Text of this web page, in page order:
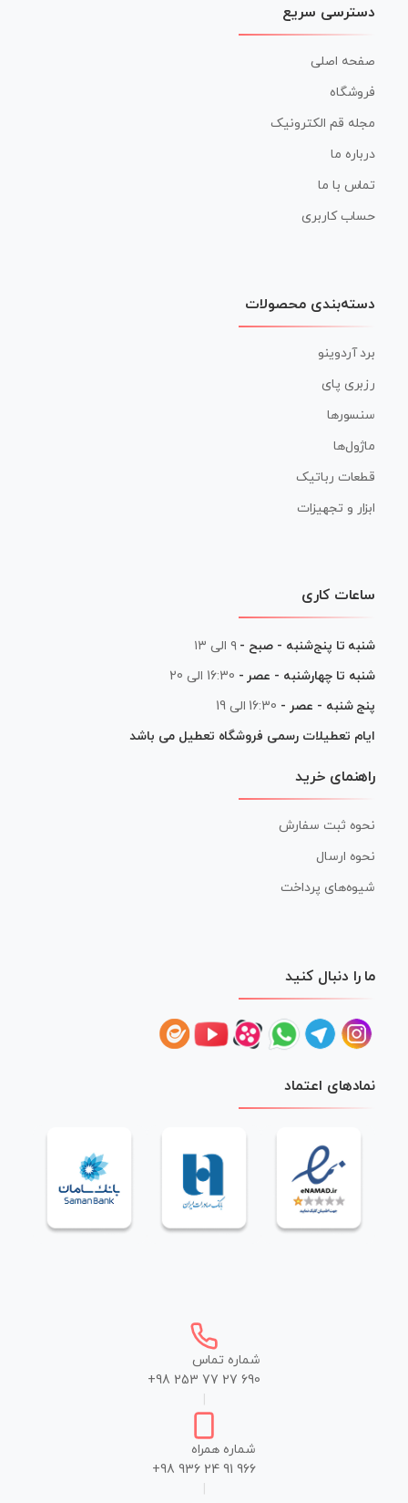
دسترسی سریع
صفحه اصلی
فروشگاه
مجله قم الکترونیک
درباره ما
تماس با ما
حساب کاربری
دسته‌بندی محصولات
برد آردوینو
رزبری پای
سنسورها
ماژول‌ها
قطعات رباتیک
ابزار و تجهیزات
ساعات کاری
شنبه تا پنج‌شنبه - صبح - ۹ الی ۱۳
شنبه تا چهارشنبه - عصر - 16:30 الی 20
پنج شنبه - عصر - 16:30 الی 19
ایام تعطیلات رسمی فروشگاه تعطیل می باشد
راهنمای خرید
نحوه ثبت سفارش
نحوه ارسال
شیوه‌های پرداخت
ما را دنبال کنید
نمادهای اعتماد
شماره تماس
+98 253 77 27 690
شماره همراه
+98 936 24 91 966